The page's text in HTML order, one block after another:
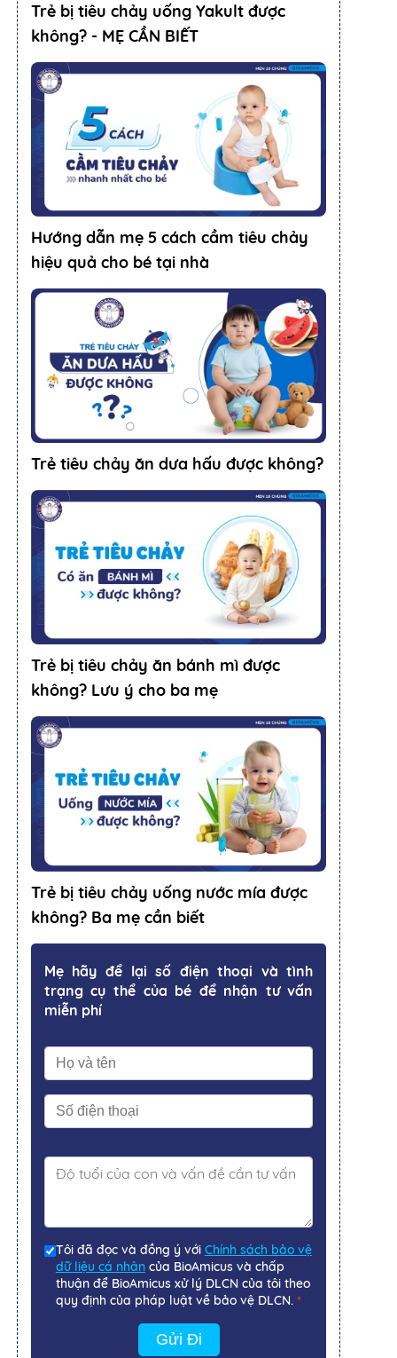
Trẻ bị tiêu chảy uống Yakult được
không? - MẸ CẦN BIẾT
Hướng dẫn mẹ 5 cách cầm tiêu chảy
hiệu quả cho bé tại nhà
Trẻ tiêu chảy ăn dưa hấu được không?
Trẻ bị tiêu chảy ăn bánh mì được
không? Lưu ý cho ba mẹ
Trẻ bị tiêu chảy uống nước mía được
không? Ba mẹ cần biết
Mẹ hãy để lại số điện thoại và tình
trạng cụ thể của bé để nhận tư vấn
miễn phí
Tôi đã đọc và đồng ý với Chính sách bảo vệ
dữ liệu cá nhâncủa BioAmicus và chấp
thuận để BioAmicus xử lý DLCN của tôi theo
quy định của pháp luật về bảo vệ DLCN. *
Gửi Đi